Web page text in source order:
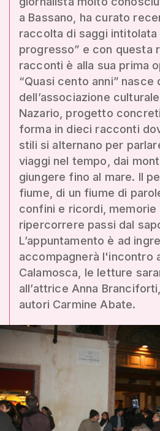
a Bassano, ha curato
raccolta di saggi intitolata
progresso” e con questa
racconti è alla sua prima
“Quasi cento anni” nasce
dell’associazione
Nazario, progetto
forma in dieci racconti
stili si alternano per
viaggi nel tempo, dai
giungere fino al mare. Il
fiume, di un fiume di
confini e ricordi, memorie
ripercorrere passi dal
L’appuntamento è ad
accompagnerà l'incontro
Calamosca, le letture
all’attrice Anna
autori Carmine Abate.